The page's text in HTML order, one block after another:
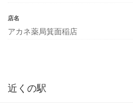
店名
アカネ薬局箕面稲店
近くの駅